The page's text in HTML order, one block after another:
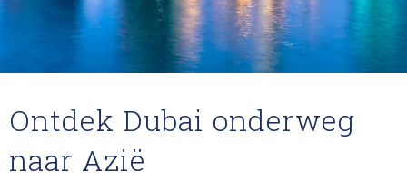
Ontdek Dubai onderweg
naar Azië